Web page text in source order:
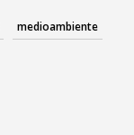
medioambiente